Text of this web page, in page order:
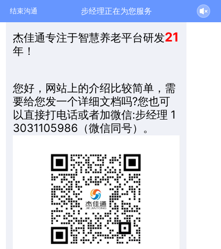
结束沟通 步经理正在为您服务
杰佳通专注于智慧养老平台研发21
年！
您好，网站上的介绍比较简单，需
要给您发一个详细文档吗?您也可
以直接打电话或者加微信:步经理 1
3031105986（微信同号）。